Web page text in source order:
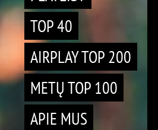
TOP 40
AIRPLAY TOP 200
METŲ TOP 100
APIE MUS